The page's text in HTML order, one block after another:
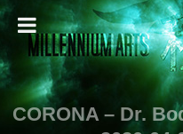
CORONA – Dr.